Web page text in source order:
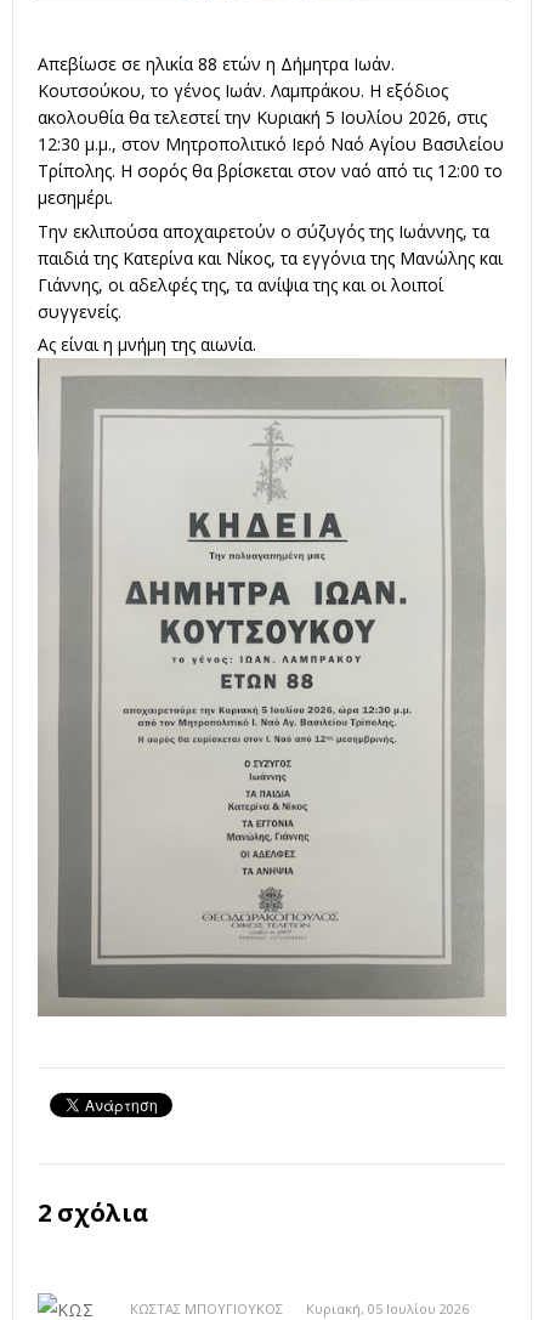
Απεβίωσε σε ηλικία 88 ετών η Δήμητρα Ιωάν.
Κουτσούκου, το γένος Ιωάν. Λαμπράκου. Η εξόδιος
ακολουθία θα τελεστεί την Κυριακή 5 Ιουλίου 2026, στις
12:30 μ.μ., στον Μητροπολιτικό Ιερό Ναό Αγίου Βασιλείου
Τρίπολης. Η σορός θα βρίσκεται στον ναό από τις 12:00 το
μεσημέρι.
Την εκλιπούσα αποχαιρετούν ο σύζυγός της Ιωάννης, τα
παιδιά της Κατερίνα και Νίκος, τα εγγόνια της Μανώλης και
Γιάννης, οι αδελφές της, τα ανίψια της και οι λοιποί
συγγενείς.
Ας είναι η μνήμη της αιωνία.
2 σχόλια
ΚΩΣΤΑΣ ΜΠΟΥΓΙΟΥΚΟΣ
Κυριακή, 05 Ιουλίου 2026